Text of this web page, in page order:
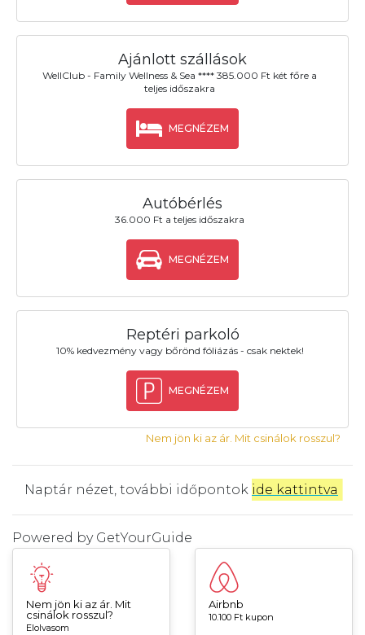
Ajánlott szállások
WellClub - Family Wellness & Sea **** 385.000 Ft két főre a
teljes időszakra
MEGNÉZEM
Autóbérlés
36.000 Ft a teljes időszakra
MEGNÉZEM
Reptéri parkoló
10% kedvezmény vagy bőrönd fóliázás - csak nektek!
MEGNÉZEM
Nem jön ki az ár. Mit csinálok rosszul?
Naptár nézet, további időpontok ide kattintva
Powered by GetYourGuide
Nem jön ki az ár. Mit
csinálok rosszul?
Elolvasom
Airbnb
10.100 Ft kupon